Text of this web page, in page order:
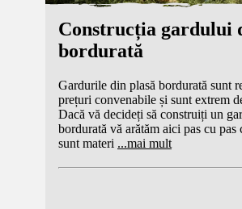
Construcția gardului
bordurată
Gardurile din plasă bordurată sunt
prețuri convenabile și sunt extrem
Dacă vă decideți să construiți un
bordurată vă arătăm aici pas cu pas
sunt materi ...mai mult